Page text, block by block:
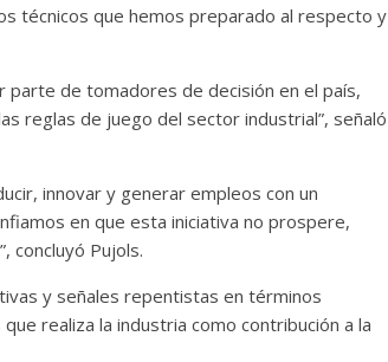
técnicos que hemos preparado al respecto y
parte de tomadores de decisión en el país,
reglas de juego del sector industrial”, señaló
innovar y generar empleos con un
en que esta iniciativa no prospere,
concluyó Pujols.
y señales repentistas en términos
realiza la industria como contribución a la